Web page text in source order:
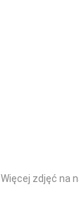
Więcej zdjęć na